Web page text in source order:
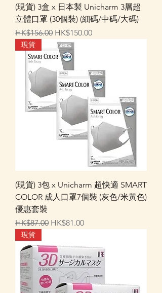
(現貨) 3盒 x 日本製 Unicharm 3層超
立體口罩 (30個裝) (細碼/中碼/大碼)
一般價格
HK$156.00 促銷價格
HK$150.00
現貨
(現貨) 3包 x Unicharm 超快適 SMART
COLOR 成人口罩7個裝 (灰色/米黃色)
優惠套裝
一般價格
HK$87.00 促銷價格
HK$81.00
現貨